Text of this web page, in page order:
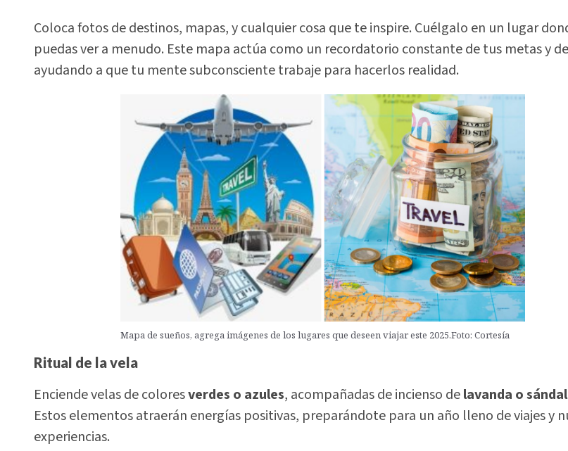
Coloca fotos de destinos, mapas, y cualquier cosa que te inspire. Cuélgalo en un lugar
puedas ver a menudo. Este mapa actúa como un recordatorio constante de tus metas y
ayudando a que tu mente subconsciente trabaje para hacerlos realidad.
Mapa de sueños, agrega imágenes de los lugares que deseen viajar este 2025.Foto: Cortesía
Ritual de la vela
Enciende velas de coloresverdes o azules, acompañadas de incienso delavanda o
Estos elementos atraerán energías positivas, preparándote para un año lleno de viajes y
experiencias.